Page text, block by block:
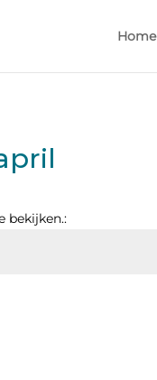
Home
bekijken.: